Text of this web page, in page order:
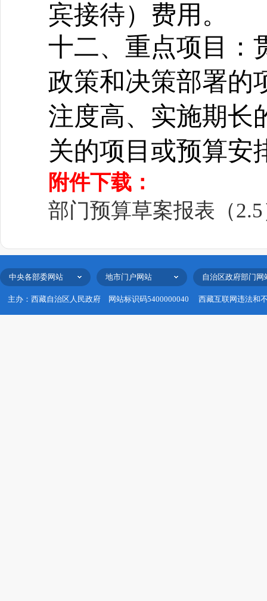
宾接待）费用。
十二、重点项目：
政策和决策部署的
注度高、实施期长
关的项目或预算安
附件下载：
部门预算草案报表（
中央各部委网站 地市门户网站 自治区政府部门网
主办：西藏自治区人民政府 网站标识码5400000040 西藏互联网违法和